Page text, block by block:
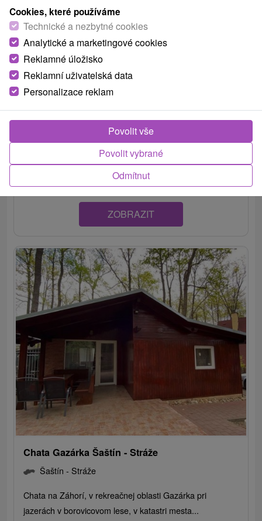
Chata Boris Šaštín Stráže
Novozrekonštruovaná chata v rekreačnej oblasti Gazárka,
patriacej k mestu Šaštín-Stráže. Disponuje...
ZOBRAZIT
Chata Gazárka Šaštín - Stráže
Šaštín - Stráže
Chata na Záhorí, v rekreačnej oblasti Gazárka pri
jazerách v borovicovom lese, v katastri mesta...
Cookies, které používáme
Technické a nezbytné cookies
Analytické a marketingové cookies
Reklamné úložisko
Reklamní uživatelská data
Personalizace reklam
Odmítnut
Povolit vybrané
Povolit vše